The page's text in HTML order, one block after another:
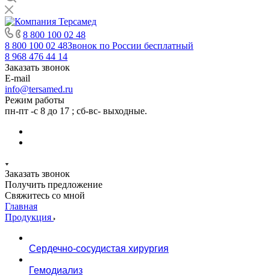
8 800 100 02 48
8 800 100 02 48Звонок по России бесплатный
8 968 476 44 14
Заказать звонок
E-mail
info@tersamed.ru
Режим работы
пн-пт -с 8 до 17 ; сб-вс- выходные.
Заказать звонок
Получить предложение
Свяжитесь со мной
Главная
Продукция
Сердечно-сосудистая хирургия
Гемодиализ